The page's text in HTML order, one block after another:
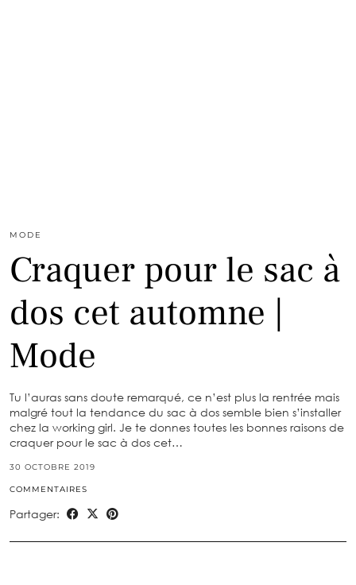
MODE
Craquer pour le sac à
dos cet automne |
Mode
Tu l’auras sans doute remarqué, ce n’est plus la rentrée mais
malgré tout la tendance du sac à dos semble bien s’installer
chez la working girl. Je te donnes toutes les bonnes raisons de
craquer pour le sac à dos cet…
30 OCTOBRE 2019
COMMENTAIRES
Partager: